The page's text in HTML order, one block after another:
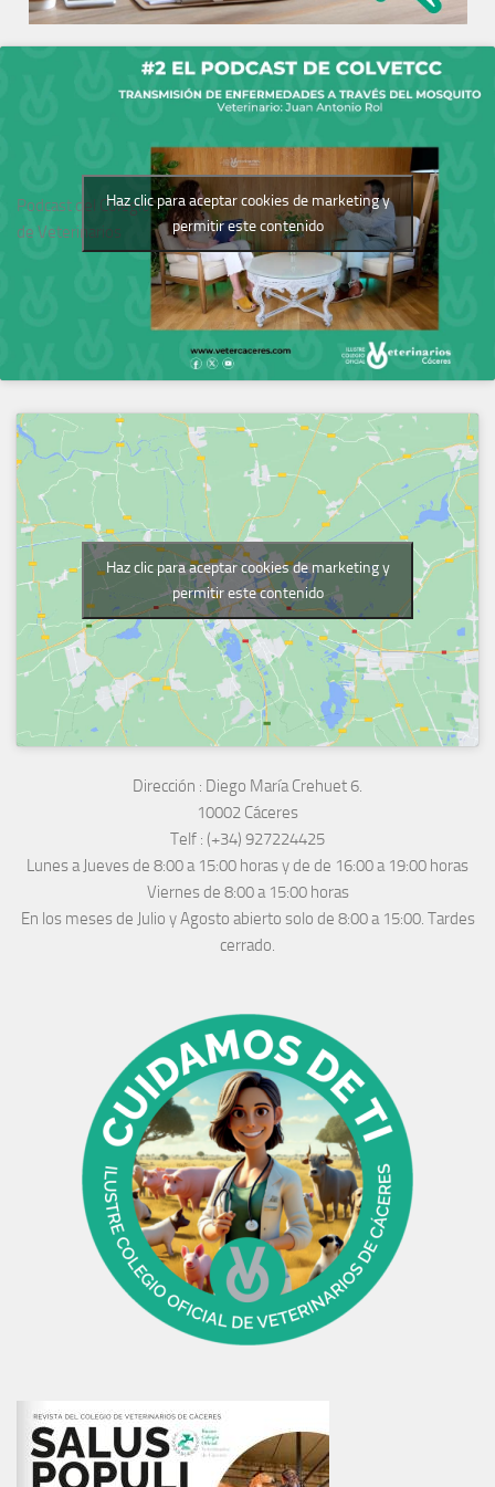
Podcast del Colegio
de Veterinarios
Haz clic para aceptar cookies de marketing y
permitir este contenido
Haz clic para aceptar cookies de marketing y
permitir este contenido
Dirección : Diego María Crehuet 6.
10002 Cáceres
Telf : (+34) 927224425
Lunes a Jueves de 8:00 a 15:00 horas y de de 16:00 a 19:00 horas
Viernes de 8:00 a 15:00 horas
En los meses de Julio y Agosto abierto solo de 8:00 a 15:00. Tardes
cerrado.